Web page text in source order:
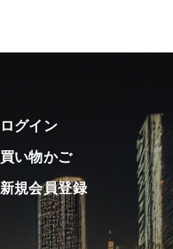
ログイン
買い物かご
新規会員登録